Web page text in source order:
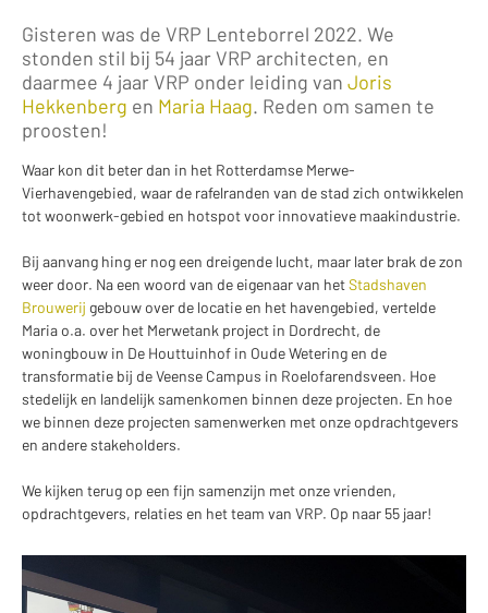
Gisteren was de VRP Lenteborrel 2022. We
stonden stil bij 54 jaar VRP architecten, en
daarmee 4 jaar VRP onder leiding van Joris
Hekkenberg en Maria Haag. Reden om samen te
proosten!
Waar kon dit beter dan in het Rotterdamse Merwe-
Vierhavengebied, waar de rafelranden van de stad zich ontwikkelen
tot woonwerk-gebied en hotspot voor innovatieve maakindustrie.
Bij aanvang hing er nog een dreigende lucht, maar later brak de zon
weer door. Na een woord van de eigenaar van hetStadshaven
Brouwerij gebouw over de locatie en het havengebied, vertelde
Maria o.a. over het Merwetank project in Dordrecht, de
woningbouw in De Houttuinhof in Oude Wetering en de
transformatie bij de Veense Campus in Roelofarendsveen. Hoe
stedelijk en landelijk samenkomen binnen deze projecten. En hoe
we binnen deze projecten samenwerken met onze opdrachtgevers
en andere stakeholders.
We kijken terug op een fijn samenzijn met onze vrienden,
opdrachtgevers, relaties en het team van VRP. Op naar 55 jaar!